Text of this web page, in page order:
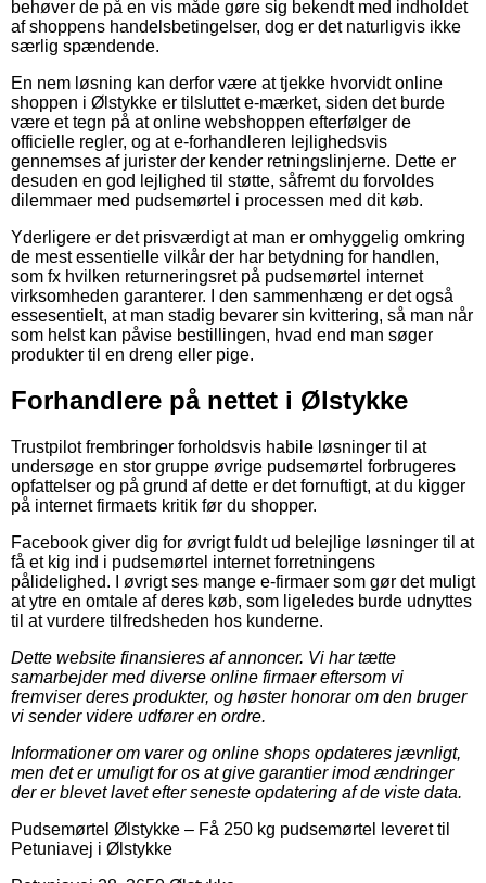
behøver de på en vis måde gøre sig bekendt med indholdet
af shoppens handelsbetingelser, dog er det naturligvis ikke
særlig spændende.
En nem løsning kan derfor være at tjekke hvorvidt online
shoppen i Ølstykke er tilsluttet e-mærket, siden det burde
være et tegn på at online webshoppen efterfølger de
officielle regler, og at e-forhandleren lejlighedsvis
gennemses af jurister der kender retningslinjerne. Dette er
desuden en god lejlighed til støtte, såfremt du forvoldes
dilemmaer med pudsemørtel i processen med dit køb.
Yderligere er det prisværdigt at man er omhyggelig omkring
de mest essentielle vilkår der har betydning for handlen,
som fx hvilken returneringsret på pudsemørtel internet
virksomheden garanterer. I den sammenhæng er det også
essesentielt, at man stadig bevarer sin kvittering, så man når
som helst kan påvise bestillingen, hvad end man søger
produkter til en dreng eller pige.
Forhandlere på nettet i Ølstykke
Trustpilot frembringer forholdsvis habile løsninger til at
undersøge en stor gruppe øvrige pudsemørtel forbrugeres
opfattelser og på grund af dette er det fornuftigt, at du kigger
på internet firmaets kritik før du shopper.
Facebook giver dig for øvrigt fuldt ud belejlige løsninger til at
få et kig ind i pudsemørtel internet forretningens
pålidelighed. I øvrigt ses mange e-firmaer som gør det muligt
at ytre en omtale af deres køb, som ligeledes burde udnyttes
til at vurdere tilfredsheden hos kunderne.
Dette website finansieres af annoncer. Vi har tætte
samarbejder med diverse online firmaer eftersom vi
fremviser deres produkter, og høster honorar om den bruger
vi sender videre udfører en ordre.
Informationer om varer og online shops opdateres jævnligt,
men det er umuligt for os at give garantier imod ændringer
der er blevet lavet efter seneste opdatering af de viste data.
Pudsemørtel Ølstykke – Få 250 kg pudsemørtel leveret til
Petuniavej i Ølstykke